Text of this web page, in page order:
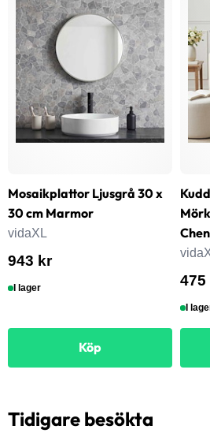
Mosaikplattor Ljusgrå 30 x
30 cm Marmor
vidaXL
943 kr
I lager
Köp
475
I
Tidigare besökta